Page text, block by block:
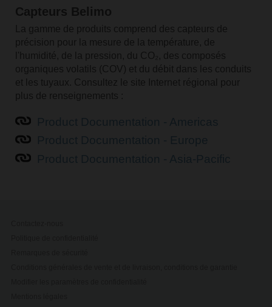
Capteurs Belimo
La gamme de produits comprend des capteurs de
précision pour la mesure de la température, de
l'humidité, de la pression, du CO₂, des composés
organiques volatils (COV) et du débit dans les conduits
et les tuyaux. Consultez le site Internet régional pour
plus de renseignements :